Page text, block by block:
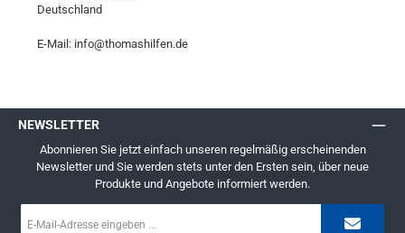
Deutschland
E-Mail: info@thomashilfen.de
NEWSLETTER
Abonnieren Sie jetzt einfach unseren regelmäßig erscheinenden
Newsletter und Sie werden stets unter den Ersten sein, über neue
Produkte und Angebote informiert werden.
Mail-